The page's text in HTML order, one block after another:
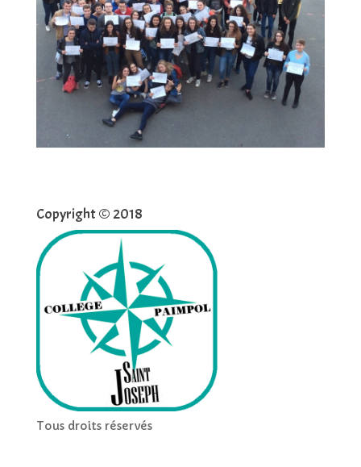
Copyright © 2018
Tous droits réservés